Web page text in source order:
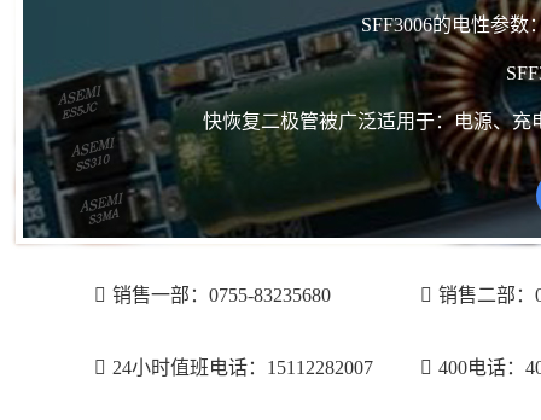
SFF3006的电性参
快恢复二极管被广泛适用于：电源、
销售一部：0755-83235680 销售二部：
24小时值班电话：15112282007 400电话：